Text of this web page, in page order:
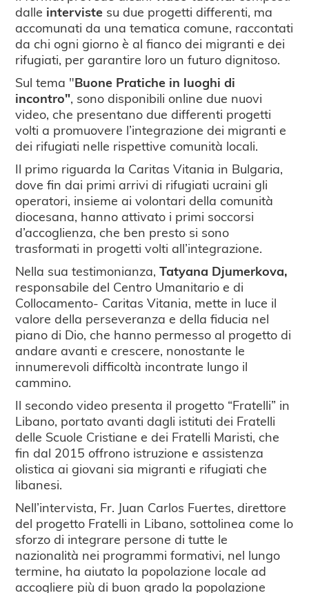
dalle interviste su due progetti differenti, ma
accomunati da una tematica comune, raccontati
da chi ogni giorno è al fianco dei migranti e dei
rifugiati, per garantire loro un futuro dignitoso.
Sul tema "Buone Pratiche in luoghi di
incontro", sono disponibili online due nuovi
video, che presentano due differenti progetti
volti a promuovere l’integrazione dei migranti e
dei rifugiati nelle rispettive comunità locali.
Il primo riguarda la Caritas Vitania in Bulgaria,
dove fin dai primi arrivi di rifugiati ucraini gli
operatori, insieme ai volontari della comunità
diocesana, hanno attivato i primi soccorsi
d’accoglienza, che ben presto si sono
trasformati in progetti volti all’integrazione.
Nella sua testimonianza,Tatyana Djumerkova,
responsabile del Centro Umanitario e di
Collocamento- Caritas Vitania, mette in luce il
valore della perseveranza e della fiducia nel
piano di Dio, che hanno permesso al progetto di
andare avanti e crescere, nonostante le
innumerevoli difficoltà incontrate lungo il
cammino.
Il secondo video presenta il progetto “Fratelli” in
Libano, portato avanti dagli istituti dei Fratelli
delle Scuole Cristiane e dei Fratelli Maristi, che
fin dal 2015 offrono istruzione e assistenza
olistica ai giovani sia migranti e rifugiati che
libanesi.
Nell’intervista, Fr. Juan Carlos Fuertes, direttore
del progetto Fratelli in Libano, sottolinea come lo
sforzo di integrare persone di tutte le
nazionalità nei programmi formativi, nel lungo
termine, ha aiutato la popolazione locale ad
accogliere più di buon grado la popolazione